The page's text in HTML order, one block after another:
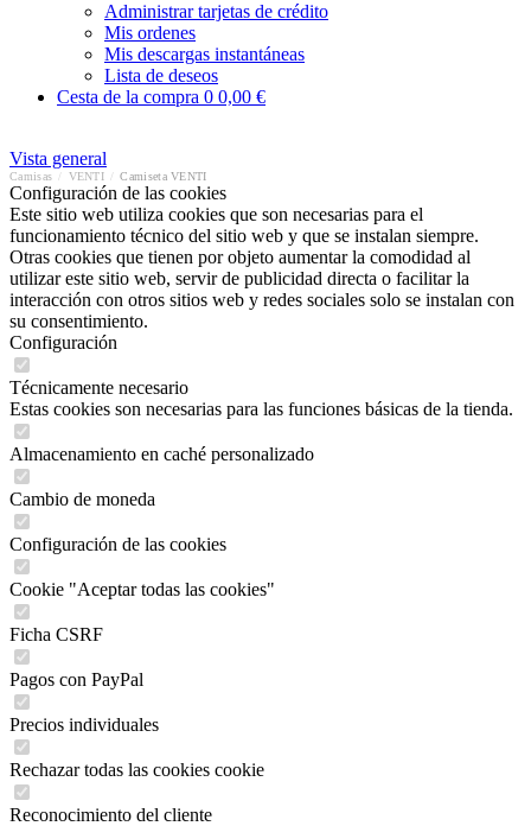
Administrar tarjetas de crédito
Mis ordenes
Mis descargas instantáneas
Lista de deseos
Cesta de la compra 0 0,00 €
Vista general
Camisas VENTI Camiseta VENTI
Configuración de las cookies
Este sitio web utiliza cookies que son necesarias para el
funcionamiento técnico del sitio web y que se instalan siempre.
Otras cookies que tienen por objeto aumentar la comodidad al
utilizar este sitio web, servir de publicidad directa o facilitar la
interacción con otros sitios web y redes sociales solo se instalan con
su consentimiento.
Configuración
Técnicamente necesario
Estas cookies son necesarias para las funciones básicas de la tienda.
Almacenamiento en caché personalizado
Cambio de moneda
Configuración de las cookies
Cookie "Aceptar todas las cookies"
Ficha CSRF
Pagos con PayPal
Precios individuales
Rechazar todas las cookies cookie
Reconocimiento del cliente